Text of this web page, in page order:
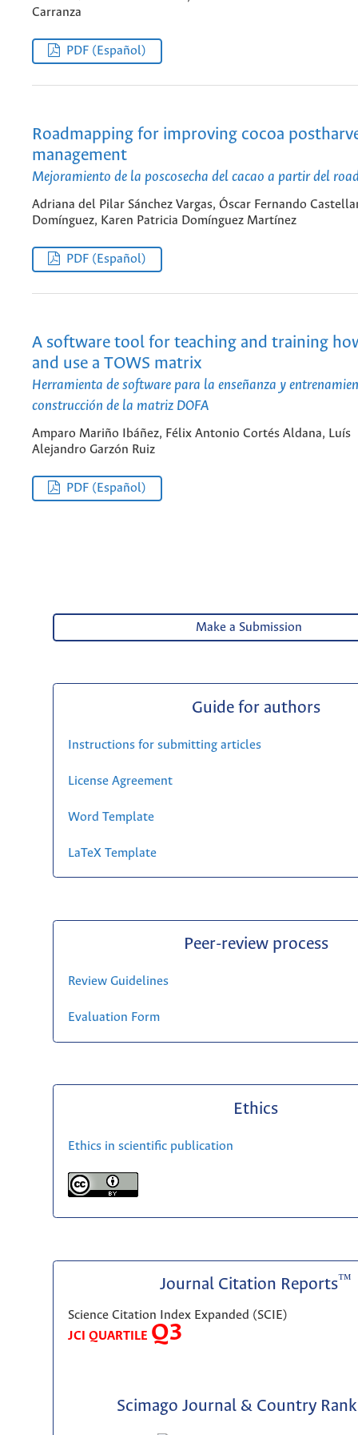
Carranza
PDF (Español)
Roadmapping for improving cocoa
management
Mejoramiento de la poscosecha del cacao a partir del
Adriana del Pilar Sánchez Vargas, Óscar Fernando
Domínguez, Karen Patricia Domínguez Martínez
PDF (Español)
A software tool for teaching and training
and use a TOWS matrix
Herramienta de software para la enseñanza y
construcción de la matriz DOFA
Amparo Mariño Ibáñez, Félix Antonio Cortés Aldana, Luís
Alejandro Garzón Ruiz
PDF (Español)
Make a Submission
Guide for authors
Instructions for submitting articles
License Agreement
Word Template
LaTeX Template
Peer-review process
Review Guidelines
Evaluation Form
Ethics
Ethics in scientific publication
Journal Citation Reports™
Science Citation Index Expanded (SCIE)
JCI QUARTILE Q3
Scimago Journal & Country Rank